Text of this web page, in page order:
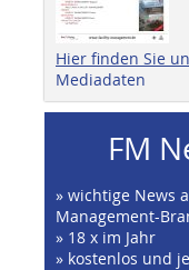
Hier finden Sie
Mediadaten
FM
» wichtige News
Management-
» 18 x im Jahr
» kostenlos und